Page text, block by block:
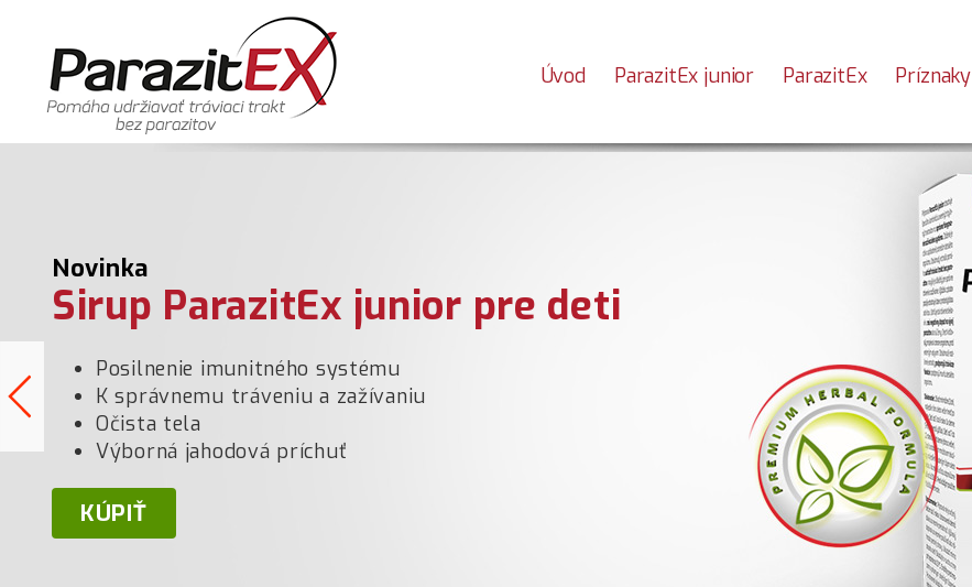
Úvod ParazitEx junior ParazitEx Príznaky
Novinka
Sirup ParazitEx junior pre deti
Posilnenie imunitného systému
K správnemu tráveniu a zažívaniu
Očista tela
Výborná jahodová príchuť
KÚPIŤ
Previous